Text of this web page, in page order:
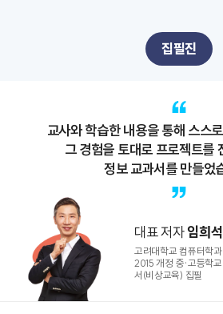
집필진
교사와 학습한 내용을 통해 스스
그 경험을 토대로 프로젝트를
정보 교과서를 만들었
대표 저자임희석
고려대학교 컴퓨터학
2015 개정 중·고등학
서(비상교육) 집필